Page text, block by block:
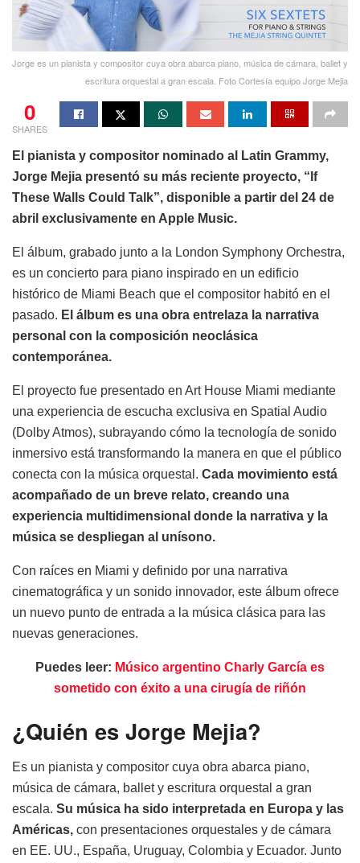
Jorge es un pianista y compositor cuya obra abarca piano, música de cámara, ballet y
escritura orquestal a gran escala. Foto Cortesía equipo Jorge Mejia
0
SHARES
El pianista y compositor nominado al Latin Grammy,
Jorge Mejia presentó su más reciente proyecto, “If
These Walls Could Talk”, disponible a partir del 24 de
abril exclusivamente en Apple Music.
El álbum, grabado junto a la London Symphony Orchestra,
es un concierto para piano inspirado en un edificio
histórico de Miami Beach que el compositor habitó en el
pasado. El álbum es una obra entrelaza la narrativa
personal con la composición neoclásica
contemporánea.
El proyecto fue presentado en Art House Miami mediante
una experiencia de escucha exclusiva en Spatial Audio
(Dolby Atmos), subrayando cómo la tecnología de sonido
inmersivo está transformando la manera en que el público
conecta con la música orquestal. Cada movimiento está
acompañado de un breve relato, creando una
experiencia multidimensional donde la narrativa y la
música se despliegan al unísono.
Con raíces en Miami y definido por una narrativa
cinematográfica y un sonido innovador, este álbum ofrece
un nuevo punto de entrada a la música clásica para las
nuevas generaciones.
Puedes leer: Músico argentino Charly García es
sometido con éxito a una cirugía de riñón
¿Quién es Jorge Mejia?
Es un pianista y compositor cuya obra abarca piano,
música de cámara, ballet y escritura orquestal a gran
escala. Su música ha sido interpretada en Europa y las
Américas, con presentaciones orquestales y de cámara
en EE. UU., España, Uruguay, Colombia y Ecuador. Junto